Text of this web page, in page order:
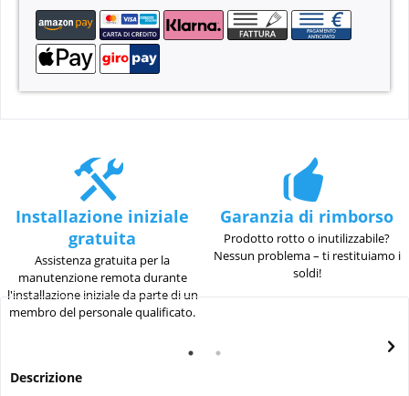
Installazione iniziale
gratuita
Assistenza gratuita per la
manutenzione remota durante
l'installazione iniziale da parte di un
membro del personale qualificato.
Garanzia di rimborso
Prodotto rotto o inutilizzabile?
Nessun problema – ti restituiamo i
soldi!
Descrizione